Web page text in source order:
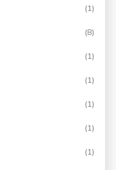
(1)
(8)
(1)
(1)
(1)
(1)
(1)